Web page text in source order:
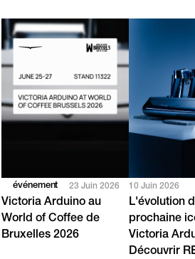
événement 23 Juin 2026
Victoria Arduino au
World of Coffee de
Bruxelles 2026
10 Juin 2026
L'évolution
prochaine
Victoria
Découvrir